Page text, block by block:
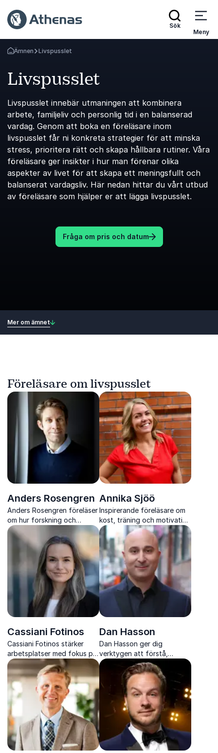
Sök
Meny
Gå tillbaka till startsidan
Ämnen Livspusslet
Livspusslet
Livspusslet innebär utmaningen att kombinera
arbete, familjeliv och personlig tid i en balanserad
vardag. Genom att boka en föreläsare inom
livspusslet får ni konkreta strategier för att minska
stress, prioritera rätt och skapa hållbara rutiner. Våra
föreläsare ger insikter i hur man förenar olika
aspekter av livet för att skapa ett meningsfullt och
balanserat vardagsliv. Här nedan hittar du vårt utbud
av föreläsare som hjälper er att lägga livspusslet.
Fråga om pris och datum
Mer om ämnet
Föreläsare om livspusslet
Anders Rosengren
Anders Rosengren föreläser
om hur forskning och
existens samverkar i
vardagens val. Inspirerande,
konkret och hållbart på
Annika Sjöö
Inspirerande föreläsare om
kost, träning och motivation
från Let’s dance
Cassiani Fotinos
Cassiani Fotinos stärker
arbetsplatser med fokus på
work life wellbeing och
hållbar balans
Dan Hasson
Dan Hasson ger dig
verktygen att förstå,
hantera och använda stress
på rätt sätt